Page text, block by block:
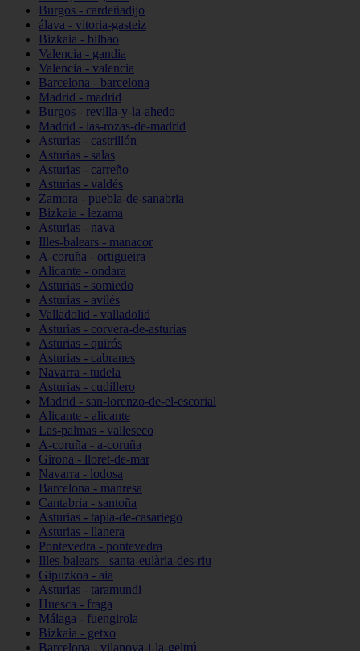
Burgos - cardeñadijo
álava - vitoria-gasteiz
Bizkaia - bilbao
Valencia - gandia
Valencia - valencia
Barcelona - barcelona
Madrid - madrid
Burgos - revilla-y-la-ahedo
Madrid - las-rozas-de-madrid
Asturias - castrillón
Asturias - salas
Asturias - carreño
Asturias - valdés
Zamora - puebla-de-sanabria
Bizkaia - lezama
Asturias - nava
Illes-balears - manacor
A-coruña - ortigueira
Alicante - ondara
Asturias - somiedo
Asturias - avilés
Valladolid - valladolid
Asturias - corvera-de-asturias
Asturias - quirós
Asturias - cabranes
Navarra - tudela
Asturias - cudillero
Madrid - san-lorenzo-de-el-escorial
Alicante - alicante
Las-palmas - valleseco
A-coruña - a-coruña
Girona - lloret-de-mar
Navarra - lodosa
Barcelona - manresa
Cantabria - santoña
Asturias - tapia-de-casariego
Asturias - llanera
Pontevedra - pontevedra
Illes-balears - santa-eulària-des-riu
Gipuzkoa - aia
Asturias - taramundi
Huesca - fraga
Málaga - fuengirola
Bizkaia - getxo
Barcelona - vilanova-i-la-geltrú